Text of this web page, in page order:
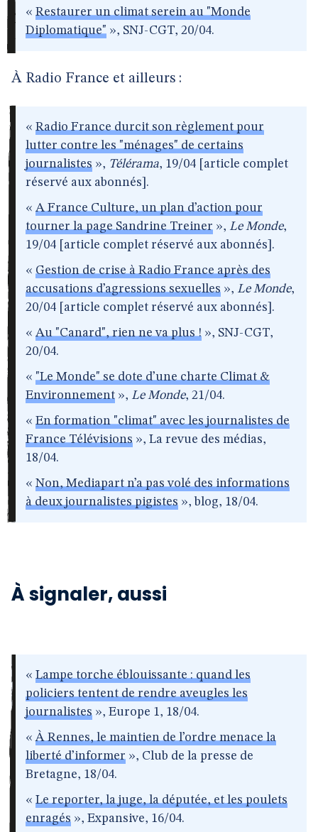
« Restaurer un climat serein au "Monde
Diplomatique" », SNJ-CGT, 20/04.
À Radio France et ailleurs :
« Radio France durcit son règlement pour
lutter contre les "ménages" de certains
journalistes », Télérama, 19/04 [article complet
réservé aux abonnés].
« A France Culture, un plan d’action pour
tourner la page Sandrine Treiner », Le Monde,
19/04 [article complet réservé aux abonnés].
« Gestion de crise à Radio France après des
accusations d’agressions sexuelles », Le Monde,
20/04 [article complet réservé aux abonnés].
« Au "Canard", rien ne va plus ! », SNJ-CGT,
20/04.
« "Le Monde" se dote d’une charte Climat &
Environnement », Le Monde, 21/04.
« En formation "climat" avec les journalistes de
France Télévisions », La revue des médias,
18/04.
« Non, Mediapart n’a pas volé des informations
à deux journalistes pigistes », blog, 18/04.
À signaler, aussi
« Lampe torche éblouissante : quand les
policiers tentent de rendre aveugles les
journalistes », Europe 1, 18/04.
«À Rennes, le maintien de l’ordre menace la
liberté d’informer », Club de la presse de
Bretagne, 18/04.
« Le reporter, la juge, la députée, et les poulets
enragés », Expansive, 16/04.